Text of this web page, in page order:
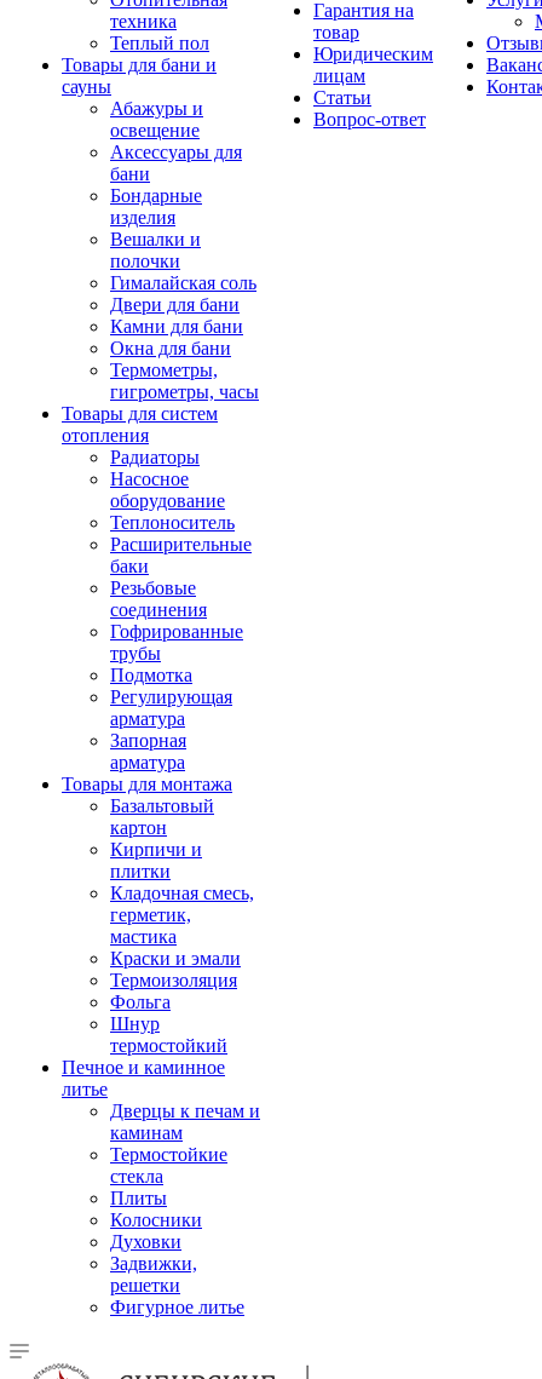
техника
Теплый пол
Товары для бани и
сауны
Абажуры и
освещение
Аксессуары для
бани
Бондарные
изделия
Вешалки и
полочки
Гималайская соль
Двери для бани
Камни для бани
Окна для бани
Термометры,
гигрометры, часы
Товары для систем
отопления
Радиаторы
Насосное
оборудование
Теплоноситель
Расширительные
баки
Резьбовые
соединения
Гофрированные
трубы
Подмотка
Регулирующая
арматура
Запорная
арматура
Товары для монтажа
Базальтовый
картон
Кирпичи и
плитки
Кладочная смесь,
герметик,
мастика
Краски и эмали
Термоизоляция
Фольга
Шнур
термостойкий
Печное и каминное
литье
Дверцы к печам и
каминам
Термостойкие
стекла
Плиты
Колосники
Духовки
Задвижки,
решетки
Фигурное литье
Гарантия на
товар
Юридическим
лицам
Статьи
Вопрос-ответ